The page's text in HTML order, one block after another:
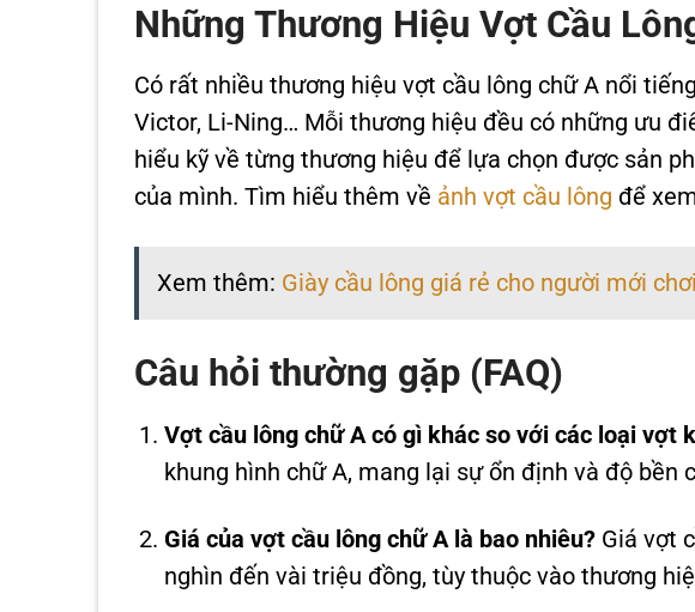
Những Thương Hiệu Vợt Cầu
Có rất nhiều thương hiệu vợt cầu lông chữ A nổi
Victor, Li-Ning… Mỗi thương hiệu đều có những ưu
hiểu kỹ về từng thương hiệu để lựa chọn được sản
của mình. Tìm hiểu thêm về ảnh vợt cầu lông để
Xem thêm: Giày cầu lông giá rẻ cho người mới chơi
Câu hỏi thường gặp (FAQ)
Vợt cầu lông chữ A có gì khác so với các loại vợt
khung hình chữ A, mang lại sự ổn định và độ bền
Giá của vợt cầu lông chữ A là bao nhiêu? Giá vợt
nghìn đến vài triệu đồng, tùy thuộc vào thương